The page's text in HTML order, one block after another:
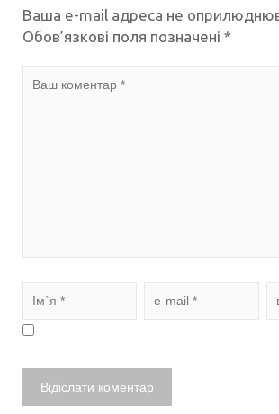
Ваша e-mail адреса не
Обов’язкові поля позначені *